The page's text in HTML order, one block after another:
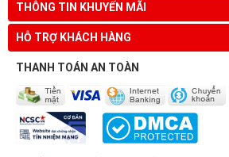
THÔNG TIN KHUYẾN MÃI
HỖ TRỢ KHÁCH HÀNG
THANH TOÁN AN TOÀN